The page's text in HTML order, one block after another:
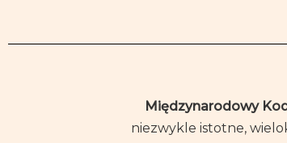
Międzynarodowy
niezwykle istotne,